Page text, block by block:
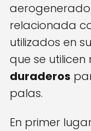
relacionada
utilizados en
que se utilicen
duraderos
palas.
En primer